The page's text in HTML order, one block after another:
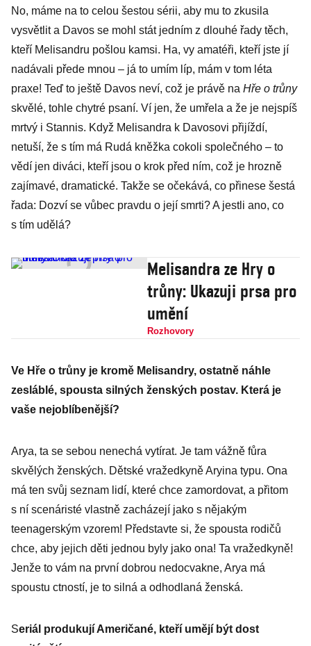
No, máme na to celou šestou sérii, aby mu to zkusila
vysvětlit a Davos se mohl stát jedním z dlouhé řady těch,
kteří Melisandru pošlou kamsi. Ha, vy amatéři, kteří jste jí
nadávali přede mnou – já to umím líp, mám v tom léta
praxe! Teď to ještě Davos neví, což je právě na Hře o trůny
skvělé, tohle chytré psaní. Ví jen, že umřela a že je nejspíš
mrtvý i Stannis. Když Melisandra k Davosovi přijíždí,
netuší, že s tím má Rudá kněžka cokoli společného – to
vědí jen diváci, kteří jsou o krok před ním, což je hrozně
zajímavé, dramatické. Takže se očekává, co přinese šestá
řada: Dozví se vůbec pravdu o její smrti? A jestli ano, co
s tím udělá?
Melisandra ze Hry o
trůny: Ukazuji prsa pro
umění
Rozhovory
Ve Hře o trůny je kromě Melisandry, ostatně náhle
zesláblé, spousta silných ženských postav. Která je
vaše nejoblíbenější?
Arya, ta se sebou nenechá vytírat. Je tam vážně fůra
skvělých ženských. Dětské vražedkyně Aryina typu. Ona
má ten svůj seznam lidí, které chce zamordovat, a přitom
s ní scenáristé vlastně zacházejí jako s nějakým
teenagerským vzorem! Představte si, že spousta rodičů
chce, aby jejich děti jednou byly jako ona! Ta vražedkyně!
Jenže to vám na první dobrou nedocvakne, Arya má
spoustu ctností, je to silná a odhodlaná ženská.
Seriál produkují Američané, kteří umějí být dost